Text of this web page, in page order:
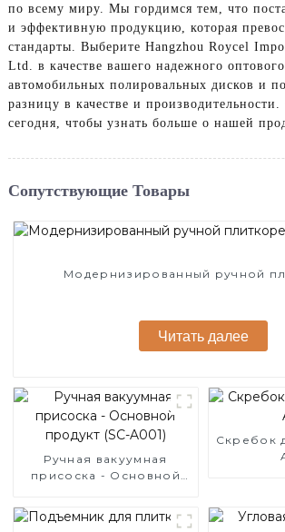
по всему миру. Мы гордимся тем, что
и эффективную продукцию, которая
стандарты. Выберите Hangzhou Roycel
Ltd. в качестве вашего надежного
автомобильных полировальных дисков и
разницу в качестве и
сегодня, чтобы узнать больше о нашей
Сопутствующие Товары
Модернизированный ручной
Читать далее
Ручная вакуумная
присоска - Основной
Скребок